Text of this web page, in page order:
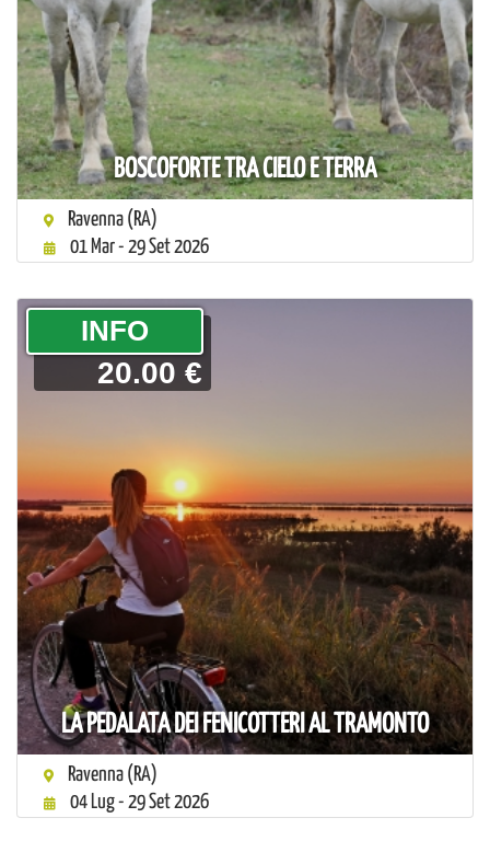
BOSCOFORTE TRA CIELO E TERRA
Ravenna (RA)
01 Mar - 29 Set 2026
LA PEDALATA DEI FENICOTTERI AL TRAMONTO
­INFO
20.00 €
Ravenna (RA)
04 Lug - 29 Set 2026